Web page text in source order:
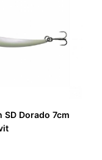
SD Dorado 7cm